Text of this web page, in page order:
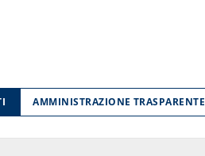
AMMINISTRAZIONE TRASPARENTE